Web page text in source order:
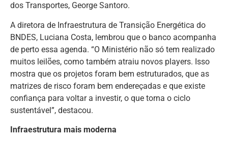
dos Transportes, George Santoro.
A diretora de Infraestrutura de Transição Energética do
BNDES, Luciana Costa, lembrou que o banco acompanha
de perto essa agenda. “O Ministério não só tem realizado
muitos leilões, como também atraiu novos players. Isso
mostra que os projetos foram bem estruturados, que as
matrizes de risco foram bem endereçadas e que existe
confiança para voltar a investir, o que torna o ciclo
sustentável”, destacou.
Infraestrutura mais moderna